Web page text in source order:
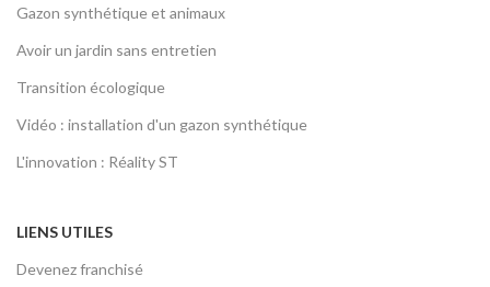
Gazon synthétique et animaux
Avoir un jardin sans entretien
Transition écologique
Vidéo : installation d'un gazon synthétique
L'innovation : Réality ST
LIENS UTILES
Devenez franchisé